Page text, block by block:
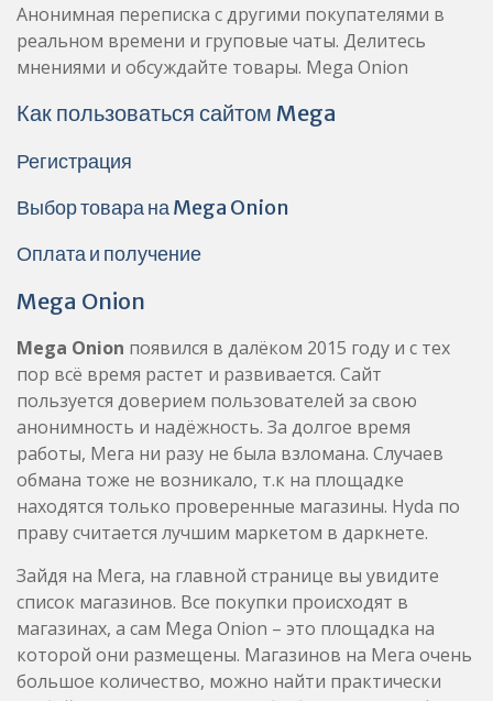
Анонимная переписка с другими покупателями в
реальном времени и груповые чаты. Делитесь
мнениями и обсуждайте товары. Mega Onion
Как пользоваться сайтом Mega
Регистрация
Выбор товара на Mega Onion
Оплата и получение
Mega Onion
Mega Onion появился в далёком 2015 году и с тех
пор всё время растет и развивается. Сайт
пользуется доверием пользователей за свою
анонимность и надёжность. За долгое время
работы, Мега ни разу не была взломана. Случаев
обмана тоже не возникало, т.к на площадке
находятся только проверенные магазины. Hyda по
праву считается лучшим маркетом в даркнете.
Зайдя на Мега, на главной странице вы увидите
список магазинов. Все покупки происходят в
магазинах, а сам Mega Onion – это площадка на
которой они размещены. Магазинов на Мега очень
большое количество, можно найти практически